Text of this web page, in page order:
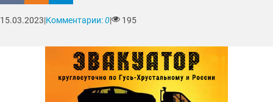
15.03.2023|Комментарии:0| 195